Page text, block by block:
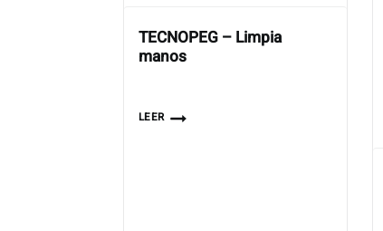
TECNOPEG – Limpia
manos
LEER